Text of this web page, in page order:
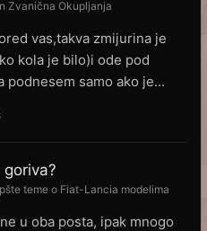
Zvanična Okupljanja
vas,takva zmijurina je
kola je bilo)i ode pod
podnesem samo ako je...
teme o Fiat-Lancia modelima
u oba posta, ipak mnogo